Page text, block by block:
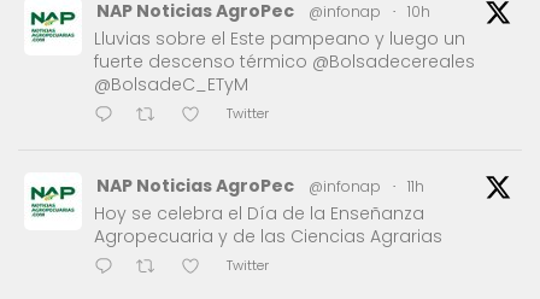
NAP Noticias AgroPec @infonap · 10h
Lluvias sobre el Este pampeano y luego un
fuerte descenso térmico @Bolsadecereales
@BolsadeC_ETyM
Twitter
NAP Noticias AgroPec @infonap · 11h
Hoy se celebra el Día de la Enseñanza
Agropecuaria y de las Ciencias Agrarias
Twitter